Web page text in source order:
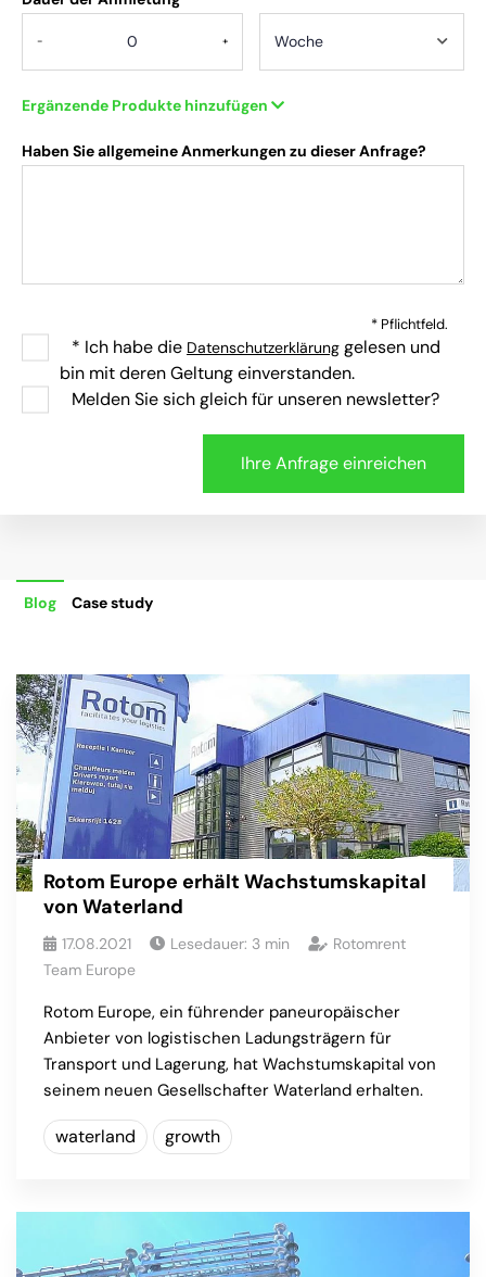
- +
Ergänzende Produkte hinzufügen
Haben Sie allgemeine Anmerkungen zu dieser Anfrage?
* Pflichtfeld.
* Ich habe die Datenschutzerklärung gelesen und
bin mit deren Geltung einverstanden.
Melden Sie sich gleich für unseren newsletter?
Blog Case study
Rotom Europe erhält Wachstumskapital
von Waterland
17.08.2021 Lesedauer: 3 min
Rotomrent
Team Europe
Rotom Europe, ein führender paneuropäischer
Anbieter von logistischen Ladungsträgern für
Transport und Lagerung, hat Wachstumskapital von
seinem neuen Gesellschafter Waterland erhalten.
waterland growth